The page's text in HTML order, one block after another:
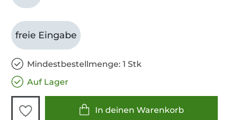
freie Eingabe
Mindestbestellmenge: 1 Stk
Auf Lager
In deinen Warenkorb